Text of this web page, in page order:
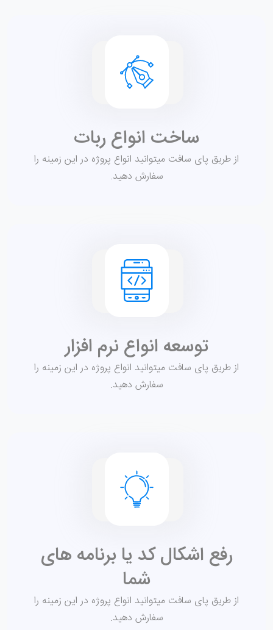
ساخت انواع ربات
از طریق پای سافت میتوانید انواع پروژه در این زمینه را
سفارش دهید.
توسعه انواع نرم افزار
از طریق پای سافت میتوانید انواع پروژه در این زمینه را
سفارش دهید.
رفع اشکال کد یا برنامه های
شما
از طریق پای سافت میتوانید انواع پروژه در این زمینه را
سفارش دهید.